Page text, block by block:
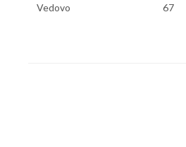
Vedovo 67